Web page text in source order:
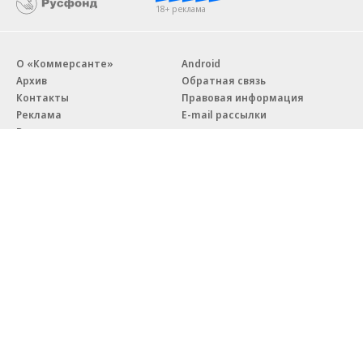
18+ реклама
О «Коммерсанте»
Архив
Контакты
Реклама
Вакансии
Android
Обратная связь
Правовая информация
E-mail рассылки